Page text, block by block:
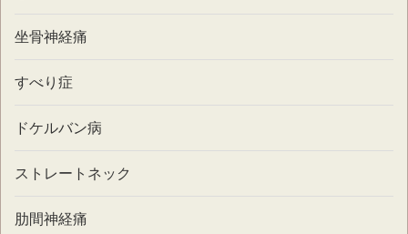
坐骨神経痛
すべり症
ドケルバン病
ストレートネック
肋間神経痛